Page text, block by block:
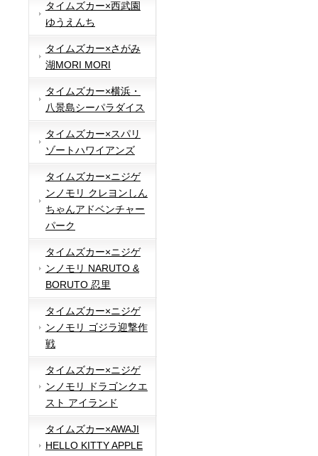
タイムズカー×西武園
ゆうえんち
タイムズカー×さがみ
湖MORI MORI
タイムズカー×横浜・
八景島シーパラダイス
タイムズカー×スパリ
ゾートハワイアンズ
タイムズカー×ニジゲ
ンノモリ クレヨンしん
ちゃんアドベンチャー
パーク
タイムズカー×ニジゲ
ンノモリ NARUTO &
BORUTO 忍里
タイムズカー×ニジゲ
ンノモリ ゴジラ迎撃作
戦
タイムズカー×ニジゲ
ンノモリ ドラゴンクエ
スト アイランド
タイムズカー×AWAJI
HELLO KITTY APPLE